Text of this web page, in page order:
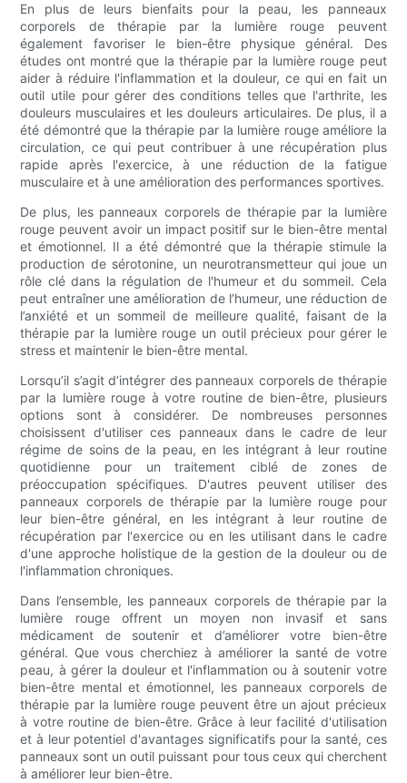
En plus de leurs bienfaits pour la peau, les panneaux
corporels de thérapie par la lumière rouge peuvent
également favoriser le bien-être physique général. Des
études ont montré que la thérapie par la lumière rouge peut
aider à réduire l'inflammation et la douleur, ce qui en fait un
outil utile pour gérer des conditions telles que l'arthrite, les
douleurs musculaires et les douleurs articulaires. De plus, il a
été démontré que la thérapie par la lumière rouge améliore la
circulation, ce qui peut contribuer à une récupération plus
rapide après l'exercice, à une réduction de la fatigue
musculaire et à une amélioration des performances sportives.
De plus, les panneaux corporels de thérapie par la lumière
rouge peuvent avoir un impact positif sur le bien-être mental
et émotionnel. Il a été démontré que la thérapie stimule la
production de sérotonine, un neurotransmetteur qui joue un
rôle clé dans la régulation de l'humeur et du sommeil. Cela
peut entraîner une amélioration de l’humeur, une réduction de
l’anxiété et un sommeil de meilleure qualité, faisant de la
thérapie par la lumière rouge un outil précieux pour gérer le
stress et maintenir le bien-être mental.
Lorsqu’il s’agit d’intégrer des panneaux corporels de thérapie
par la lumière rouge à votre routine de bien-être, plusieurs
options sont à considérer. De nombreuses personnes
choisissent d'utiliser ces panneaux dans le cadre de leur
régime de soins de la peau, en les intégrant à leur routine
quotidienne pour un traitement ciblé de zones de
préoccupation spécifiques. D'autres peuvent utiliser des
panneaux corporels de thérapie par la lumière rouge pour
leur bien-être général, en les intégrant à leur routine de
récupération par l'exercice ou en les utilisant dans le cadre
d'une approche holistique de la gestion de la douleur ou de
l'inflammation chroniques.
Dans l’ensemble, les panneaux corporels de thérapie par la
lumière rouge offrent un moyen non invasif et sans
médicament de soutenir et d’améliorer votre bien-être
général. Que vous cherchiez à améliorer la santé de votre
peau, à gérer la douleur et l'inflammation ou à soutenir votre
bien-être mental et émotionnel, les panneaux corporels de
thérapie par la lumière rouge peuvent être un ajout précieux
à votre routine de bien-être. Grâce à leur facilité d'utilisation
et à leur potentiel d'avantages significatifs pour la santé, ces
panneaux sont un outil puissant pour tous ceux qui cherchent
à améliorer leur bien-être.